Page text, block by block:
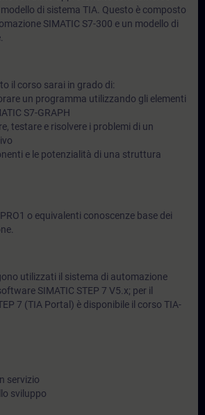
di sistema TIA. Questo è composto
SIMATIC S7-300 e un modello di
il corso sarai in grado di:
un programma utilizzando gli elementi
S7-GRAPH
testare e risolvere i problemi di un
e le potenzialità di una struttura
PRO1 o equivalenti conoscenze base dei
utilizzati il sistema di automazione
SIMATIC STEP 7 V5.x; per il
7 (TIA Portal) è disponibile il corso TIA-
servizio
sviluppo